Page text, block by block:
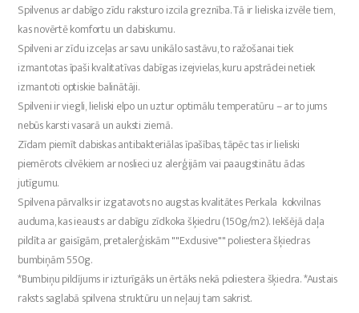
Spilvenus ar dabīgo zīdu raksturo izcila greznība. Tā ir lieliska izvēle tiem,
kas novērtē komfortu un dabiskumu.
Spilveni ar zīdu izceļas ar savu unikālo sastāvu, to ražošanai tiek
izmantotas īpaši kvalitatīvas dabīgas izejvielas, kuru apstrādei netiek
izmantoti optiskie balinātāji.
Spilveni ir viegli, lieliski elpo un uztur optimālu temperatūru – ar to jums
nebūs karsti vasarā un auksti ziemā.
Zīdam piemīt dabiskas antibakteriālas īpašības, tāpēc tas ir lieliski
piemērots cilvēkiem ar noslieci uz alerģijām vai paaugstinātu ādas
jutīgumu.
Spilvena pārvalks ir izgatavots no augstas kvalitātes Perkala kokvilnas
auduma, kas ieausts ar dabīgu zīdkoka šķiedru (150g/m2). Iekšējā daļa
pildīta ar gaisīgām, pretalerģiskām ""Exclusive"" poliestera šķiedras
bumbiņām 550g.
*Bumbiņu pildījums ir izturīgāks un ērtāks nekā poliestera šķiedra. *Austais
raksts saglabā spilvena struktūru un neļauj tam sakrist.